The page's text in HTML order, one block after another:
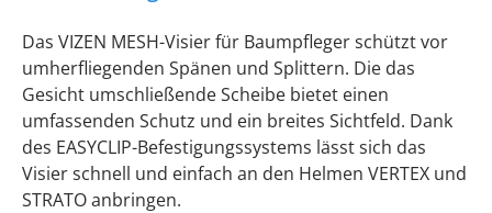
Das VIZEN MESH-Visier für Baumpfleger schützt vor
umherfliegenden Spänen und Splittern. Die das
Gesicht umschließende Scheibe bietet einen
umfassenden Schutz und ein breites Sichtfeld. Dank
des EASYCLIP-Befestigungssystems lässt sich das
Visier schnell und einfach an den Helmen VERTEX und
STRATO anbringen.